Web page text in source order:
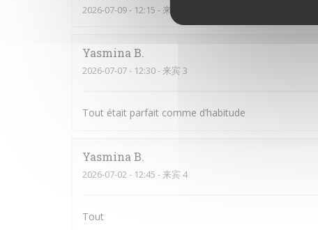
2026-07-09- 12:15 - 来宾 16
Yasmina B
2026-07-07- 12:30 - 来宾 3
Tout était parfait comme d’habitude
Yasmina B
2026-07-02 - 12:45 - 来宾 4
Tout